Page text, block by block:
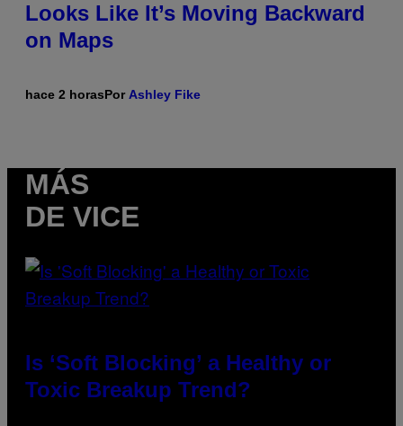
Looks Like It’s Moving Backward
on Maps
hace 2 horasPorAshley Fike
MÁS
DE VICE
Is ‘Soft Blocking’ a Healthy or
Toxic Breakup Trend?